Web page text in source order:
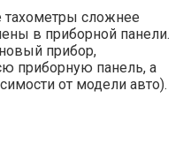
тахометры сложнее
в приборной панели.
прибор,
приборную панель, а
от модели авто).